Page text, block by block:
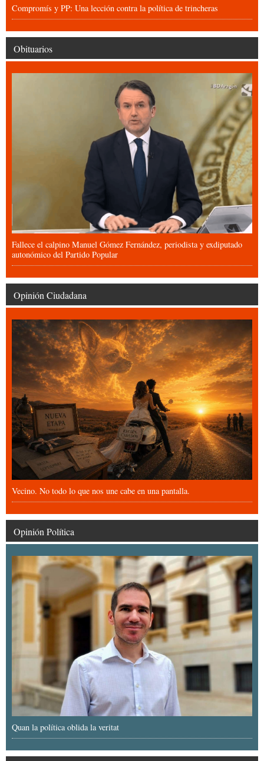
Compromís y PP: Una lección contra la política de trincheras
Obituarios
Fallece el calpino Manuel Gómez Fernández, periodista y exdiputado
autonómico del Partido Popular
Opinión Ciudadana
Vecino. No todo lo que nos une cabe en una pantalla.
Opinión Política
Quan la política oblida la veritat